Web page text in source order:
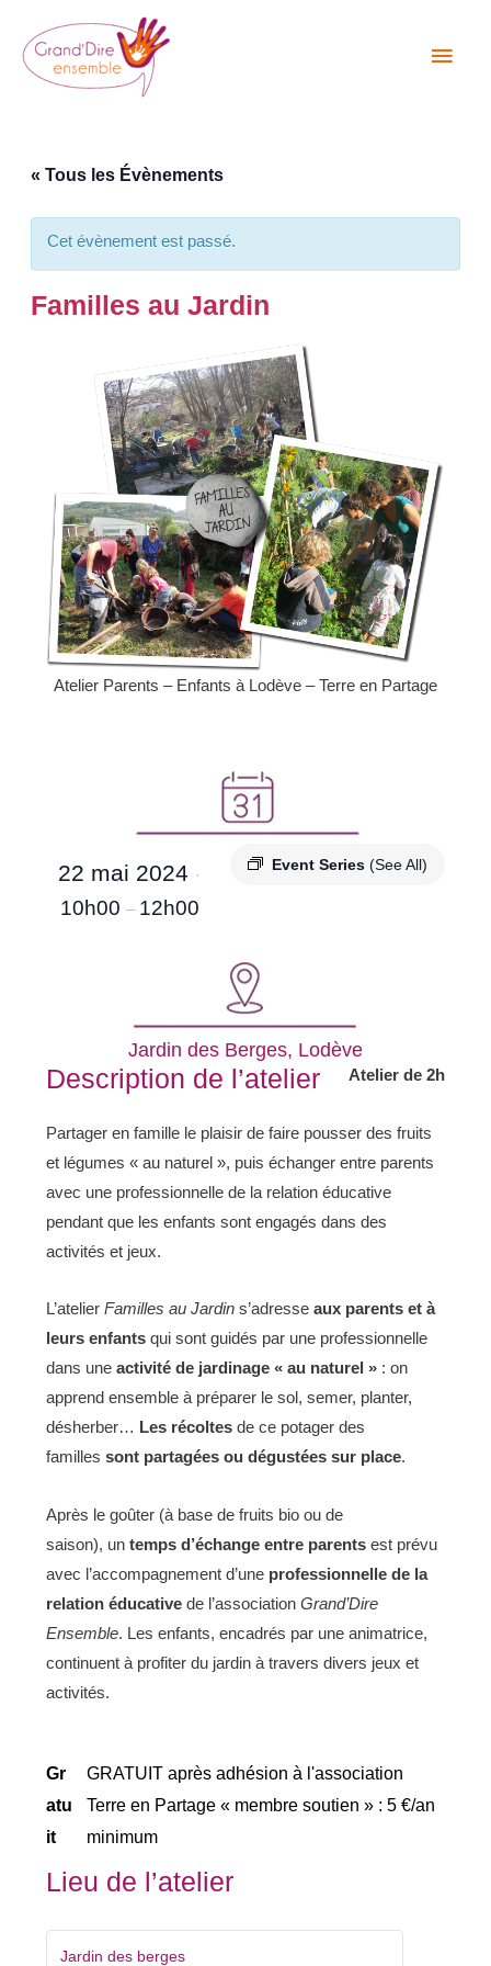
contenu
« Tous les Évènements
Cet évènement est passé.
Familles au Jardin
Atelier Parents – Enfants à Lodève – Terre en Partage
Event Series (See All)
22 mai 2024 ·
10h00 – 12h00
Jardin des Berges, Lodève
Description de l’atelier Atelier de 2h
Partager en famille le plaisir de faire pousser des fruits
et légumes « au naturel », puis échanger entre parents
avec une professionnelle de la relation éducative
pendant que les enfants sont engagés dans des
activités et jeux.
L’atelierFamilles au Jardin s’adresseaux parents et à
leurs enfantsqui sont guidés par une professionnelle
dans uneactivité de jardinage « au naturel » : on
apprend ensemble à préparer le sol, semer, planter,
désherber… Les récoltesde ce potager des
famillessont partagées ou dégustées sur place.
Après le goûter (à base de fruits bio ou de
saison), untemps d’échange entre parents est prévu
avec l’accompagnement d’une professionnelle de la
relation éducative de l’associationGrand’Dire
Ensemble. Les enfants, encadrés par une animatrice,
continuent à profiter du jardin à travers divers jeux et
activités.
Gr
atu
it
GRATUIT après adhésion à l'association
Terre en Partage « membre soutien » : 5 €/an
minimum
Lieu de l’atelier
Jardin des berges